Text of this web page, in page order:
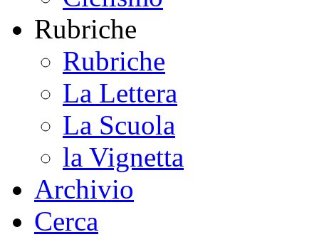
Rubriche
Rubriche
La Lettera
La Scuola
la Vignetta
Archivio
Cerca